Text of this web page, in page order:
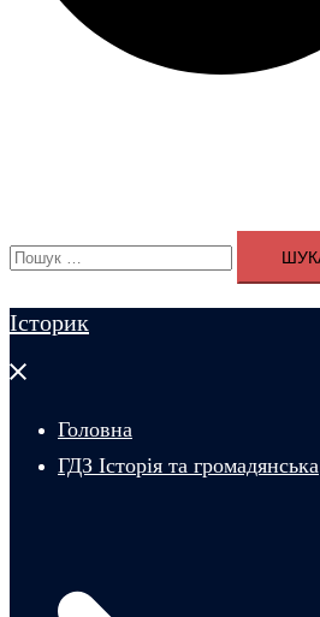
Пошук:
Історик
Закрити
Головна
ГДЗ Історія та громадянська